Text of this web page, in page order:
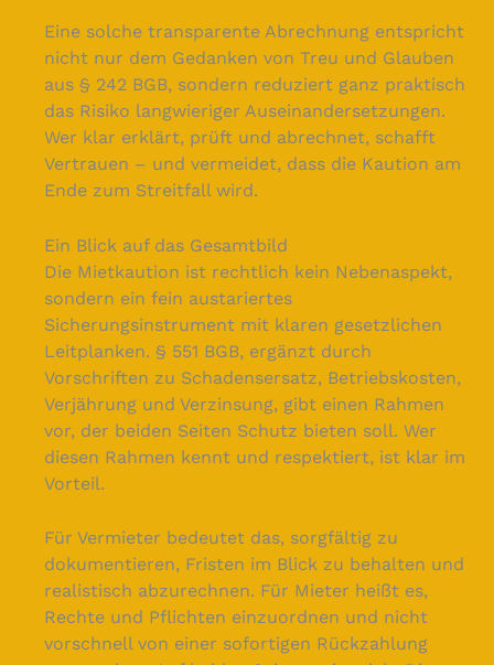
Eine solche transparente Abrechnung entspricht
nicht nur dem Gedanken von Treu und Glauben
aus § 242 BGB, sondern reduziert ganz praktisch
das Risiko langwieriger Auseinandersetzungen.
Wer klar erklärt, prüft und abrechnet, schafft
Vertrauen – und vermeidet, dass die Kaution am
Ende zum Streitfall wird.
Ein Blick auf das Gesamtbild
Die Mietkaution ist rechtlich kein Nebenaspekt,
sondern ein fein austariertes
Sicherungsinstrument mit klaren gesetzlichen
Leitplanken. § 551 BGB, ergänzt durch
Vorschriften zu Schadensersatz, Betriebskosten,
Verjährung und Verzinsung, gibt einen Rahmen
vor, der beiden Seiten Schutz bieten soll. Wer
diesen Rahmen kennt und respektiert, ist klar im
Vorteil.
Für Vermieter bedeutet das, sorgfältig zu
dokumentieren, Fristen im Blick zu behalten und
realistisch abzurechnen. Für Mieter heißt es,
Rechte und Pflichten einzuordnen und nicht
vorschnell von einer sofortigen Rückzahlung